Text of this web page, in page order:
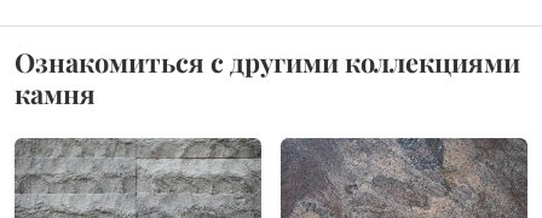
Ознакомиться с другими коллекциями
камня